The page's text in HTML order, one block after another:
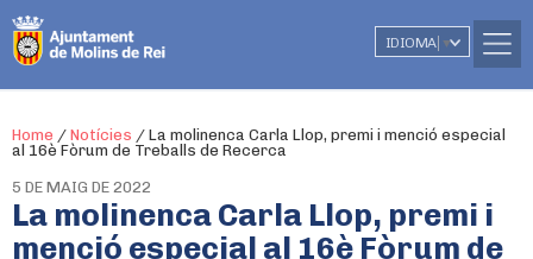
IDIOMA ▼
Home / Notícies / La molinenca Carla Llop, premi i menció especial
al 16è Fòrum de Treballs de Recerca
5 DE MAIG DE 2022
La molinenca Carla Llop, premi i
menció especial al 16è Fòrum de